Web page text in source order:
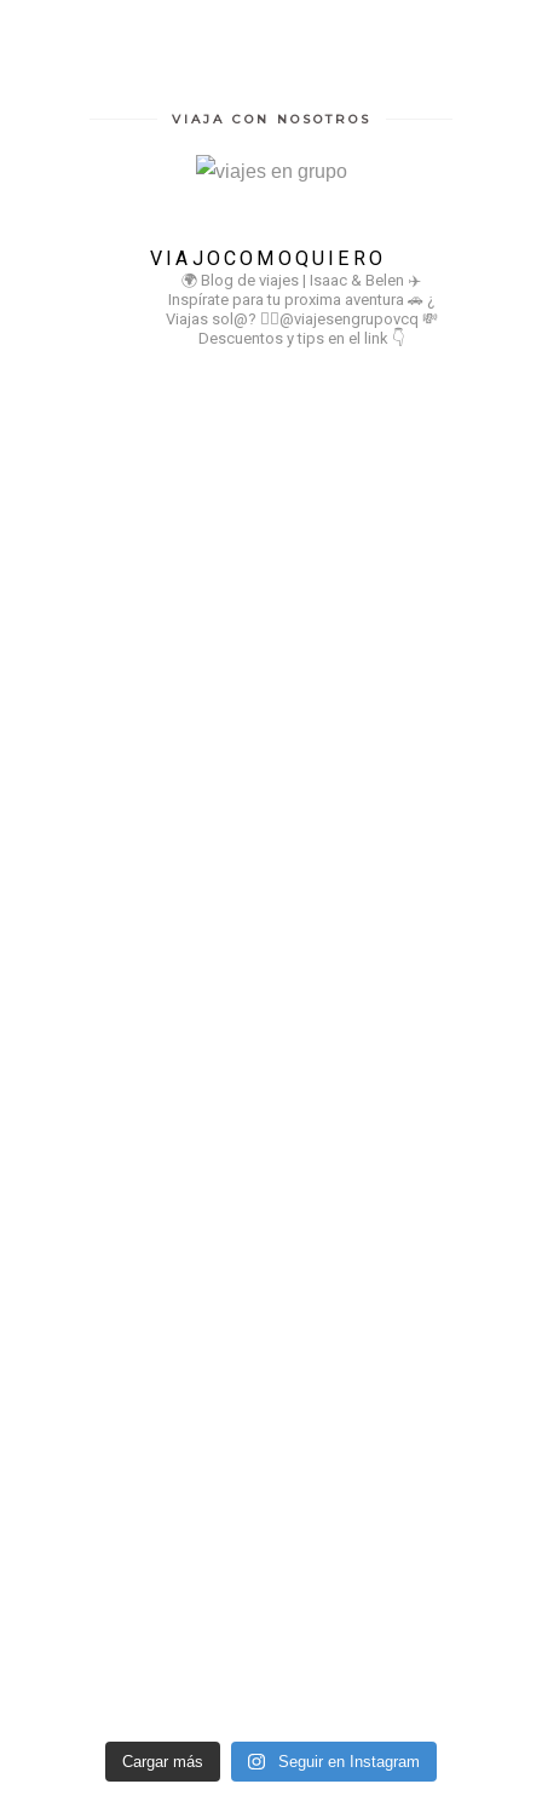
VIAJA CON NOSOTROS
VIAJOCOMOQUIERO
🌍 Blog de viajes | Isaac & Belen ✈️
Inspírate para tu proxima aventura 🚗 ¿
Viajas sol@? 👉🏻@viajesengrupovcq 💸
Descuentos y tips en el link 👇
Cargar más Seguir en Instagram